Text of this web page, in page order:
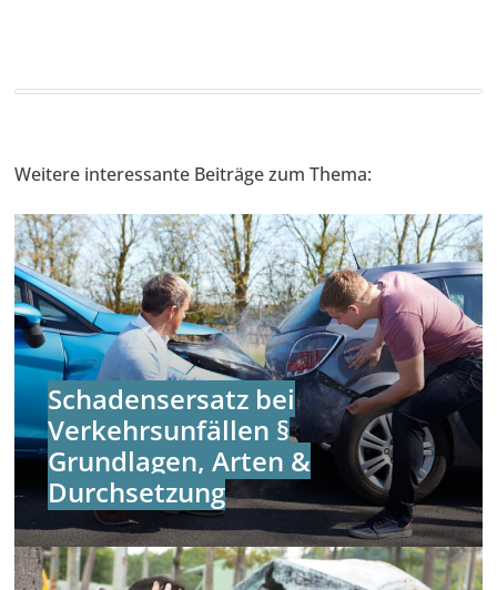
Weitere interessante Beiträge zum Thema:
Schadensersatz bei
Verkehrsunfällen §
Grundlagen, Arten &
Durchsetzung